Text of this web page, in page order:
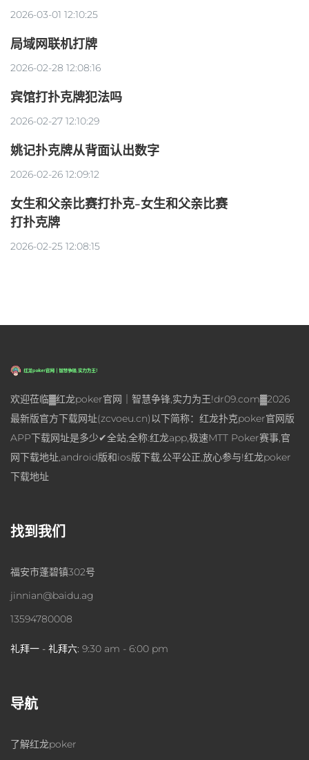
2026-03-01 12:10:25
局域网联机打牌
2026-02-28 12:08:16
宾馆打扑克牌犯法吗
2026-02-27 12:10:29
姚记扑克牌从背面认出数字
2026-02-26 12:09:12
女生和父亲比赛打扑克-女生和父亲比赛
打扑克牌
2026-02-25 12:08:15
欢迎莅临▓红龙poker官网｜智慧争锋,实力为王!dr09.com▓2026
最新版官方下载网址(zcvoeu.cn)以下简称：红龙扑克poker官网版
APP下载网址是多少✔全站,全称:红龙app,极速MTT Poker赛事,官
网下载地址,android版和ios版下载,公平公正,放心参与!红龙poker
下载地址
找到我们
福安市蓬碧镇302号
jinnian@baidu.ag
13594780008
礼拜一 - 礼拜六: 9:30 am - 6:00 pm
导航
了解红龙poker